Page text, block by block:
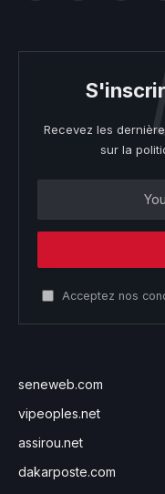
Recevez les
sur la
Acceptez nos
seneweb.com
vipeoples.net
assirou.net
dakarposte.com